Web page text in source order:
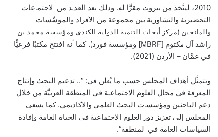
2010، ليتَّخذ من بيروت مقرًّا له. وذلك بعد العديد من الاجتماعات
التحضيرية والتشاورية بين مجموعة من الأفراد والمؤسَّسات
والمانحين (مركز أبحاث التنمية الدولية الكندي ومؤسسة محمد بن
راشد آل مكتوم [MBRF] ومؤسسة فورد). كما أنه افتتح مكتبًا فرعيًّا
في عمَّان – الأردن (2021).
وتتمثَّل أهداف المجلس حسب ما يُعلن في: “.. تدعيم البحث وإنتاج
المعرفة في مجال العلوم الاجتماعية في المنطقة العربيَّة من خلال
دعم الباحثين ومؤسسات البحث العلمي والأكاديمي. كما يسعى
المجلس إلى تعزيز دور العلوم الاجتماعية في الحياة العامة وإفادة
السياسات العامة في المنطقة”.